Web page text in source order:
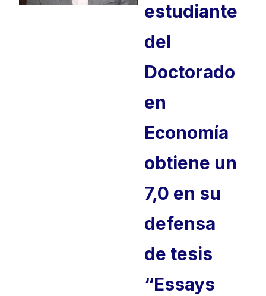
estudiante
del
Doctorado
en
Economía
obtiene un
7,0 en su
defensa
de tesis
“Essays